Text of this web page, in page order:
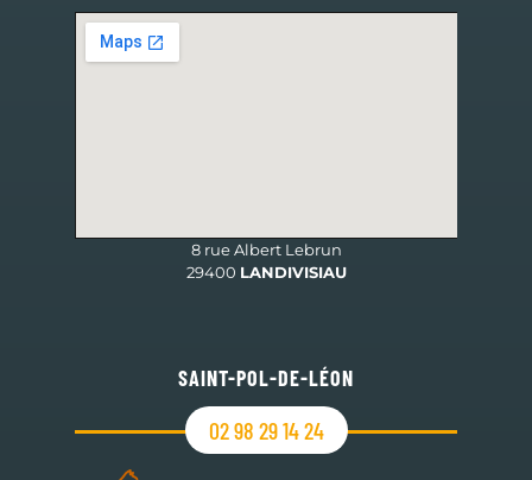
HORAIRES DU SECRÉTARIAT :
8 rue Albert Lebrun
29400 LANDIVISIAU
SAINT-POL-DE-LÉON
02 98 29 14 24